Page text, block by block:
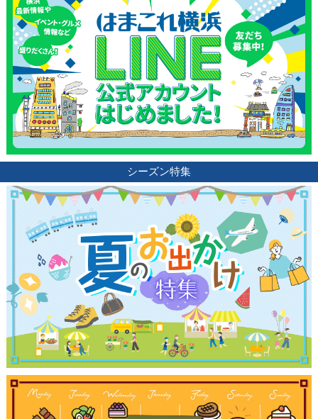
シーズン特集